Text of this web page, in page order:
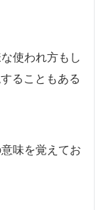
使われ方もし
ることもある
味を覚えてお